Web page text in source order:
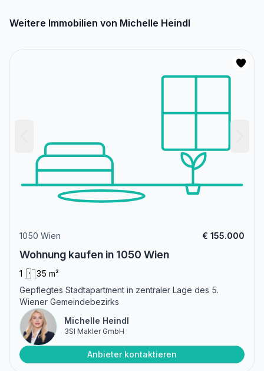
Weitere Immobilien von Michelle Heindl
1050 Wien € 155.000
Wohnung kaufen in 1050 Wien
1
35 m²
Gepflegtes Stadtapartment in zentraler Lage des 5.
Wiener Gemeindebezirks
Michelle Heindl
3SI Makler GmbH
Anbieter kontaktieren